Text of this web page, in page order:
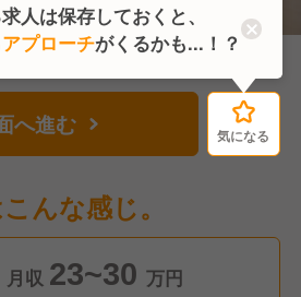
へ進む 気になる
んな感じ。
月収 23~30 万円
気になる
人は保存しておくと、
プローチがくるかも...！？